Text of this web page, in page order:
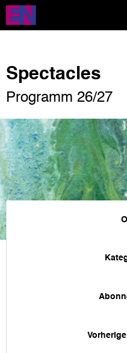
Direkt
zum
Inhalt
Spectacles
Programm 26/27